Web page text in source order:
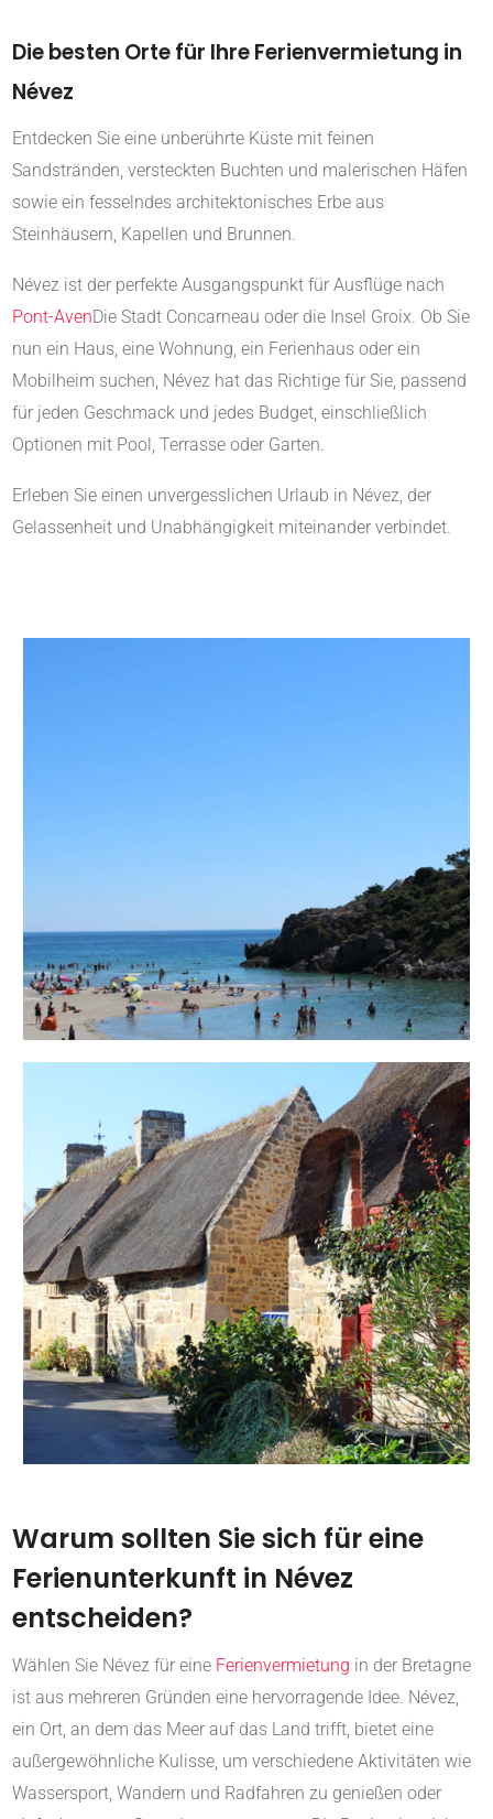
Die besten Orte für Ihre Ferienvermietung in
Névez
Entdecken Sie eine unberührte Küste mit feinen
Sandstränden, versteckten Buchten und malerischen Häfen
sowie ein fesselndes architektonisches Erbe aus
Steinhäusern, Kapellen und Brunnen.
Névez ist der perfekte Ausgangspunkt für Ausflüge nach
Pont-AvenDie Stadt Concarneau oder die Insel Groix. Ob Sie
nun ein Haus, eine Wohnung, ein Ferienhaus oder ein
Mobilheim suchen, Névez hat das Richtige für Sie, passend
für jeden Geschmack und jedes Budget, einschließlich
Optionen mit Pool, Terrasse oder Garten.
Erleben Sie einen unvergesslichen Urlaub in Névez, der
Gelassenheit und Unabhängigkeit miteinander verbindet.
Warum sollten Sie sich für eine
Ferienunterkunft in Névez
entscheiden?
Wählen Sie Névez für eine Ferienvermietung in der Bretagne
ist aus mehreren Gründen eine hervorragende Idee. Névez,
ein Ort, an dem das Meer auf das Land trifft, bietet eine
außergewöhnliche Kulisse, um verschiedene Aktivitäten wie
Wassersport, Wandern und Radfahren zu genießen oder